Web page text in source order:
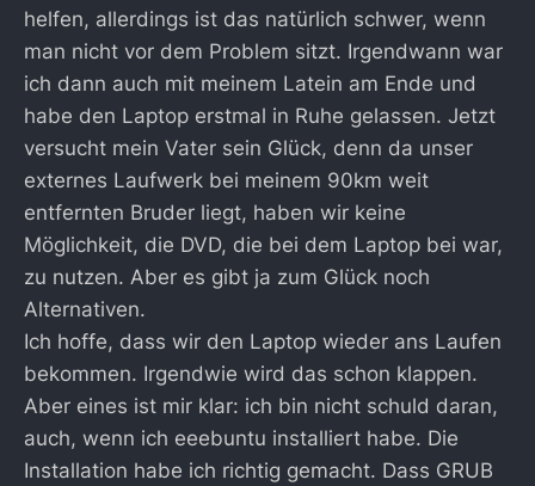
helfen, allerdings ist das natürlich schwer, wenn
man nicht vor dem Problem sitzt. Irgendwann war
ich dann auch mit meinem Latein am Ende und
habe den Laptop erstmal in Ruhe gelassen. Jetzt
versucht mein Vater sein Glück, denn da unser
externes Laufwerk bei meinem 90km weit
entfernten Bruder liegt, haben wir keine
Möglichkeit, die DVD, die bei dem Laptop bei war,
zu nutzen. Aber es gibt ja zum Glück noch
Alternativen.
Ich hoffe, dass wir den Laptop wieder ans Laufen
bekommen. Irgendwie wird das schon klappen.
Aber eines ist mir klar: ich bin nicht schuld daran,
auch, wenn ich eeebuntu installiert habe. Die
Installation habe ich richtig gemacht. Dass GRUB